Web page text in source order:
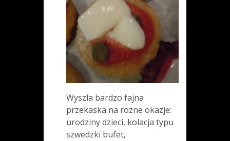
Wyszla bardzo fajna
przekaska na rozne okazje:
urodziny dzieci, kolacja typu
szwedzki bufet,